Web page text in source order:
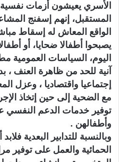
الأسري يعيشون أزمات
المستقبل، إنهم إسفنج
الواقع المعاش له إسقاط
يصبحوا أطفالا ضحايا، أو
اليوم، السياسات العمومية
آنية للحد من ظاهرة العنف ،
إجتماعيا واقتصاديا ، وعزل
مع الضحية إلى حين إتخاذ
توفير خدمات الدعم النفسي
وأطفالهن .
وبالنسبة للتدابير البعدية
الحمائية والعمل على توفير